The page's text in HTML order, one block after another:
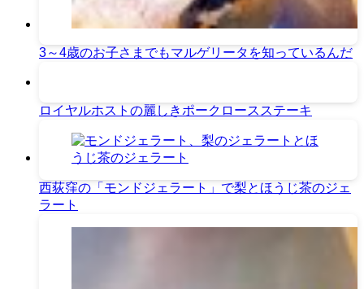
3～4歳のお子さまでもマルゲリータを知っているんだ
ロイヤルホストの麗しきポークロースステーキ
西荻窪の「モンドジェラート」で梨とほうじ茶のジェ
ラート